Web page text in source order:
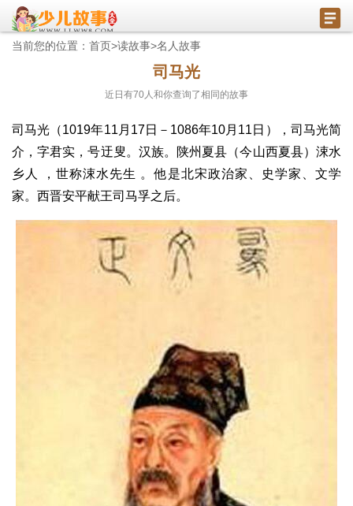
当前您的位置： 首页>读故事>名人故事
司马光
近日有70人和你查询了相同的故事
司马光（1019年11月17日－1086年10月11日），司马光简
介，字君实，号迂叟。汉族。陕州夏县（今山西夏县）涑水
乡人 ，世称涑水先生 。他是北宋政治家、史学家、文学
家。西晋安平献王司马孚之后。